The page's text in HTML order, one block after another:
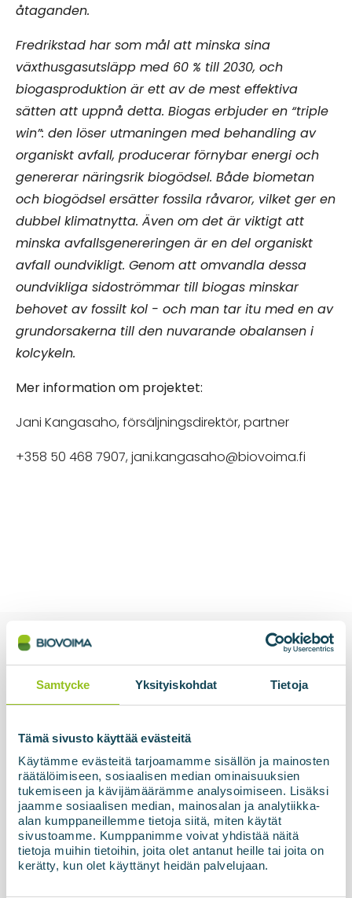
Samtycke Yksityiskohdat Tietoja
Tämä sivusto käyttää evästeitä
Käytämme evästeitä tarjoamamme sisällön ja mainosten
räätälöimiseen, sosiaalisen median ominaisuuksien
tukemiseen ja kävijämäärämme analysoimiseen. Lisäksi
jaamme sosiaalisen median, mainosalan ja analytiikka-
alan kumppaneillemme tietoja siitä, miten käytät
sivustoamme. Kumppanimme voivat yhdistää näitä
tietoja muihin tietoihin, joita olet antanut heille tai joita on
kerätty, kun olet käyttänyt heidän palvelujaan.
åtaganden.
Fredrikstad har som mål att minska sina
växthusgasutsläpp med 60 % till 2030, och
biogasproduktion är ett av de mest effektiva
sätten att uppnå detta. Biogas erbjuder en “triple
win”: den löser utmaningen med behandling av
organiskt avfall, producerar förnybar energi och
genererar näringsrik biogödsel. Både biometan
och biogödsel ersätter fossila råvaror, vilket ger en
dubbel klimatnytta. Även om det är viktigt att
minska avfallsgenereringen är en del organiskt
avfall oundvikligt. Genom att omvandla dessa
oundvikliga sidoströmmar till biogas minskar
behovet av fossilt kol - och man tar itu med en av
grundorsakerna till den nuvarande obalansen i
kolcykeln.
Mer information om projektet:
Jani Kangasaho, försäljningsdirektör, partner
+358 50 468 7907, jani.kangasaho@biovoima.fi
Relaterat
15.05.2026
Biogas uppgraderingsenhet